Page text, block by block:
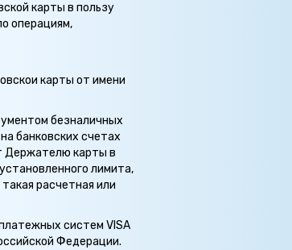
карты в пользу
операциям,
карты от имени
безналичных
банковских счетах
Держателю карты в
лимита,
расчетная или
систем VISA
Федерации.